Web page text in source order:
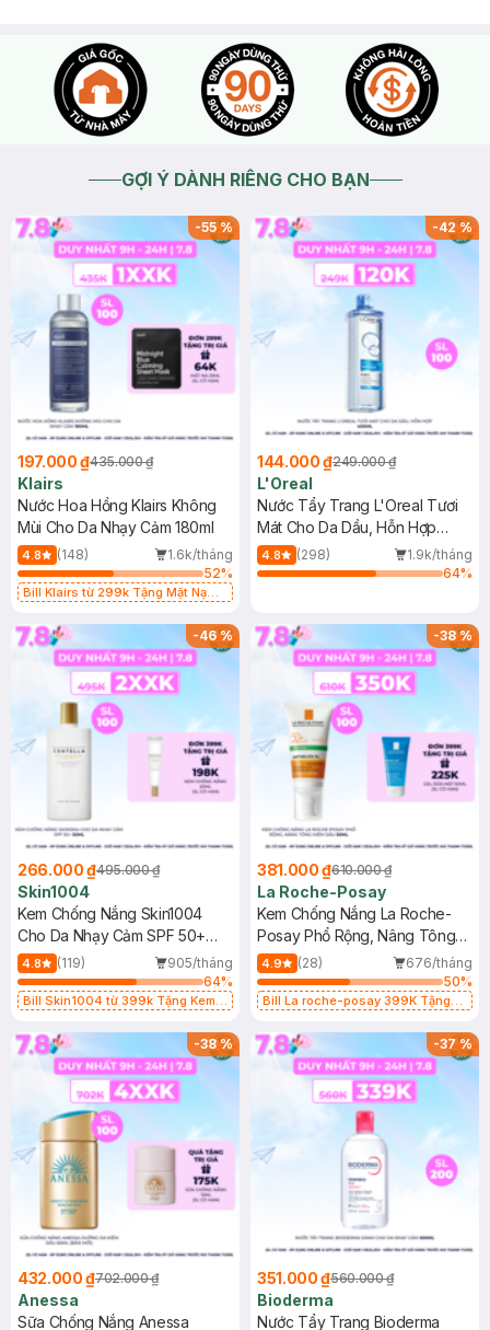
GỢI Ý DÀNH RIÊNG CHO BẠN
-55%
197.000 ₫435.000 ₫
Klairs
Nước Hoa Hồng Klairs Không
Mùi Cho Da Nhạy Cảm 180ml
4.8 (148)
1.6k/tháng
52%
Bill Klairs từ 299k Tặng Mặt Nạ
25ml (SL Có Hạn)
-42%
144.000 ₫249.000 ₫
L'Oreal
Nước Tẩy Trang L'Oreal Tươi
Mát Cho Da Dầu, Hỗn Hợp
400ml
4.8 (298)
1.9k/tháng
64%
-46%
266.000 ₫495.000 ₫
Skin1004
Kem Chống Nắng Skin1004
Cho Da Nhạy Cảm SPF 50+
50ml
4.8 (119)
905/tháng
64%
Bill Skin1004 từ 399k Tặng Kem
SPF 50+ 20ml (SL Có Hạn)
-38%
381.000 ₫610.000 ₫
La Roche-Posay
Kem Chống Nắng La Roche-
Posay Phổ Rộng, Nâng Tông
Kiềm Dầu 50ml
4.9 (28)
676/tháng
50%
Bill La roche-posay 399K Tặng
(SL có hạn)
-38%
432.000 ₫702.000 ₫
Anessa
Sữa Chống Nắng Anessa
-37%
351.000 ₫560.000 ₫
Bioderma
Nước Tẩy Trang Bioderma